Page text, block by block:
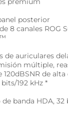
posterior
8 canales ROG
de auriculares
múltiple,
de
192 kHz *
banda HDA,